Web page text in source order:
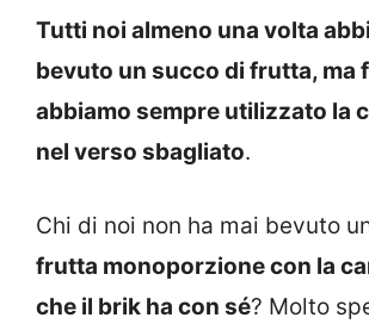
Tutti noi almeno una volta
bevuto un succo di frutta, ma
abbiamo sempre utilizzato la
nel verso sbagliato.
Chi di noi non ha mai bevuto
frutta monoporzione con la
che il brik ha con sé? Molto